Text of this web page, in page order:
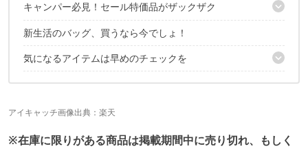
キャンパー必見！セール特価品がザックザク
こちらの記事でもセール品を紹介中！
新生活のバッグ、買うなら今でしょ！
気になるアイテムは早めのチェックを
アイキャッチ画像出典： 楽天
※在庫に限りがある商品は掲載期間中に売り切れ、もしく